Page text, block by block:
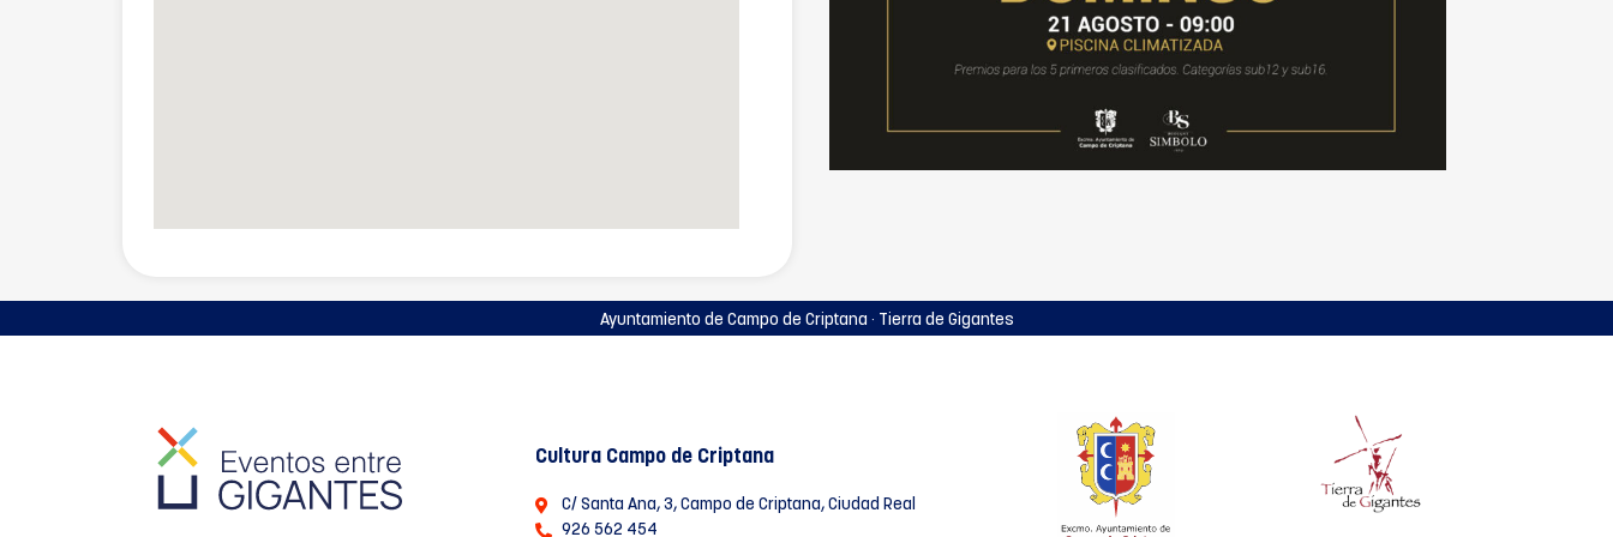
Ayuntamiento de Campo de Criptana · Tierra de Gigantes
Cultura Campo de Criptana
C/ Santa Ana, 3, Campo de Criptana, Ciudad Real
926 562 454